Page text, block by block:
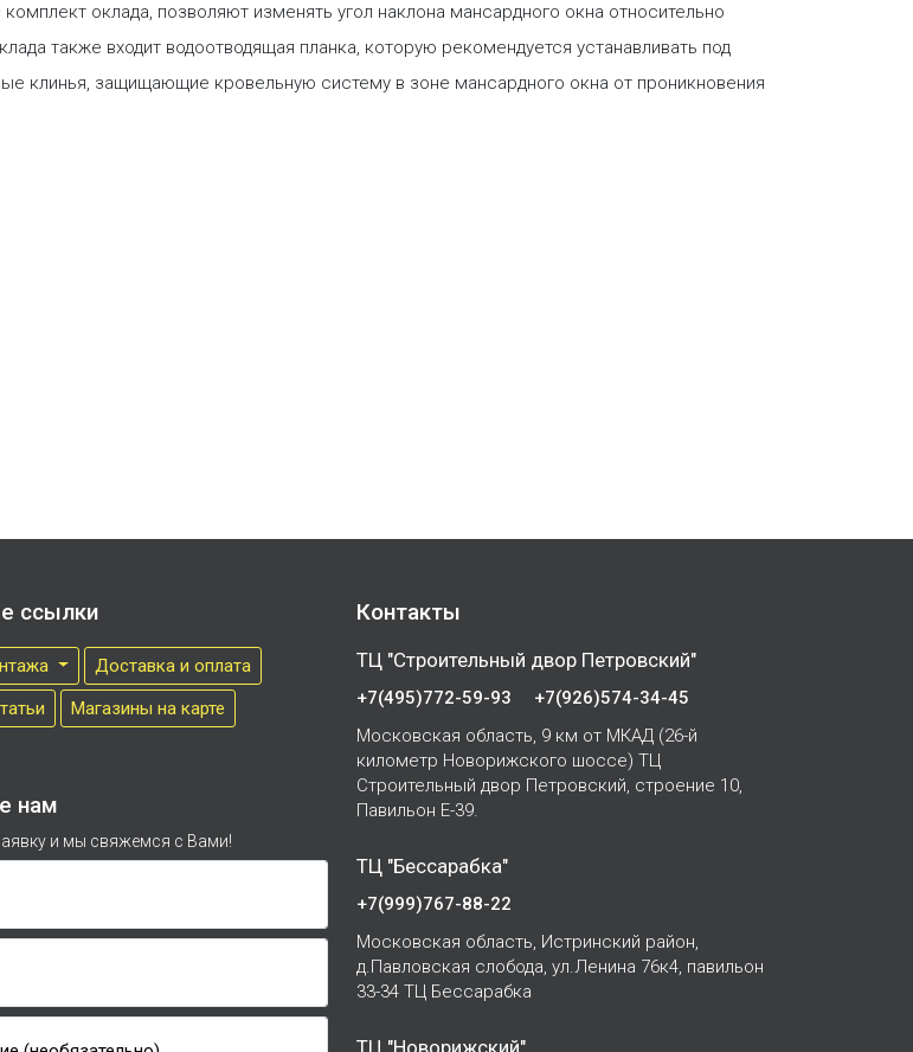
оклада, позволяют изменять угол наклона мансардного окна относительно
также входит водоотводящая планка, которую рекомендуется устанавливать под
клинья, защищающие кровельную систему в зоне мансардного окна от проникновения
ссылки
Доставка и оплата
Магазины на карте
нам
и мы свяжемся с Вами!
Контакты
ТЦ "Строительный двор Петровский"
+7(495)772-59-93
+7(926)574-34-45
Московская область, 9 км от МКАД (26-й
километр Новорижского шоссе) ТЦ
Строительный двор Петровский, строение 10,
Павильон Е-39.
ТЦ "Бессарабка"
+7(999)767-88-22
Московская область, Истринский район,
д.Павловская слобода, ул.Ленина 76к4, павильон
33-34 ТЦ Бессарабка